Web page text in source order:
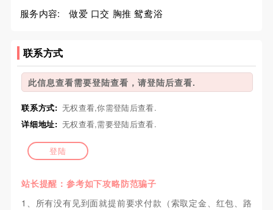
服务内容:
做爱 口交 胸推 鸳鸯浴
联系方式
此信息查看需要登陆查看，请登陆后查看.
联系方式: 无权查看,你需登陆后查看.
详细地址: 无权查看,需要登陆后查看.
登陆
站长提醒：参考如下攻略防范骗子
1、所有没有见到面就提前要求付款（索取定金、红包、路